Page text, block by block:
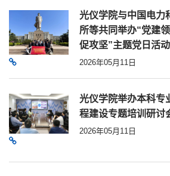
光仪学院与中国电力
所等共同举办“党建
促攻坚”主题党日活动
2026年05月11日
光仪学院举办本科专
程建设专题培训研讨
2026年05月11日